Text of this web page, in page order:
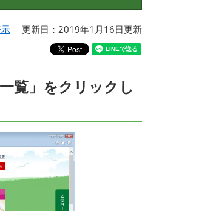
更新日：2019年1月16日更新
覧」をクリックし